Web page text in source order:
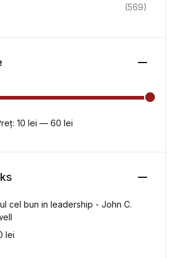
(569)
10 lei — 60 lei
cel bun in leadership - John C.
lei